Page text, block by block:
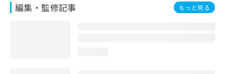
編集・監修記事 もっと見る